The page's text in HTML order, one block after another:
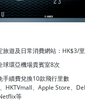
旅遊及日常消費網站：HK$3/
球環亞機場貴賓室8次
手續費兌換10款飛行里數
HKTVmall、Apple Store、
等